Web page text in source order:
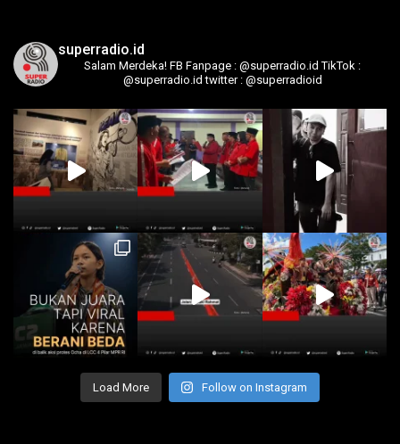
superradio.id
Salam Merdeka! FB Fanpage : @superradio.id TikTok :
@superradio.id twitter : @superradioid
Load More Follow on Instagram